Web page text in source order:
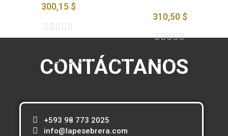
300,15 $
310,50 $
CONTÁCTANOS
+593 98 773 2025
info@lapesebrera.com